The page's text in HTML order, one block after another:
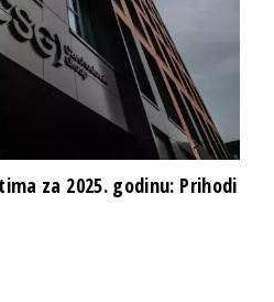
za 2025. godinu: Prihodi